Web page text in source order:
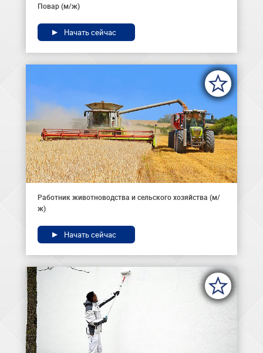
Повар (м/ж)
Начать сейчас
Работник животноводства и сельского хозяйства (м/
ж)
Начать сейчас